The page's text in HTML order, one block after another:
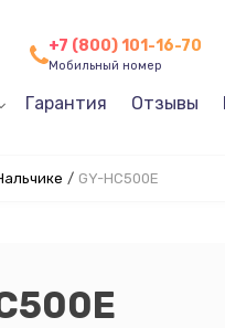
+7 (800) 101-16-70
Мобильный номер
Гарантия Отзывы
/ GY-HС500E